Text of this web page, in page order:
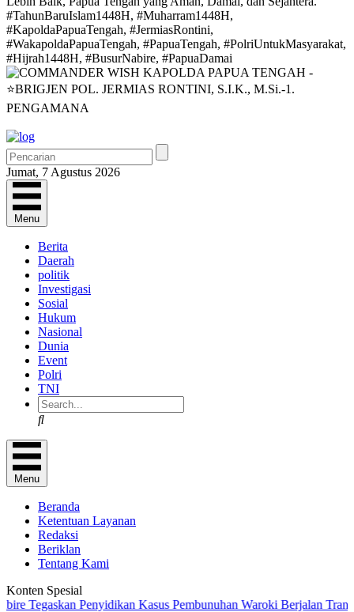
Jumat, 7 Agustus 2026
Menu
Berita
Daerah
politik
Investigasi
Sosial
Hukum
Nasional
Dunia
Event
Polri
TNI
Search
Menu
Beranda
Ketentuan Layanan
Redaksi
Beriklan
Tentang Kami
Konten Spesial
Penyidikan Kasus Pembunuhan Waroki Berjalan Transparan